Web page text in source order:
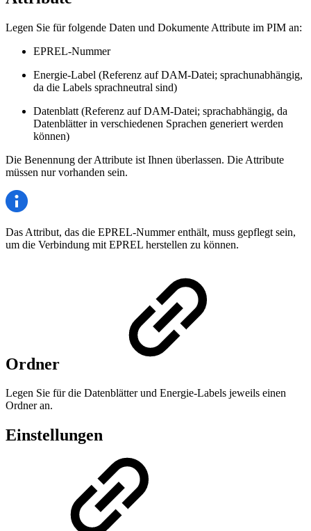
Legen Sie für folgende Daten und Dokumente Attribute im PIM an:
EPREL-Nummer
Energie-Label (Referenz auf DAM-Datei; sprachunabhängig,
da die Labels sprachneutral sind)
Datenblatt (Referenz auf DAM-Datei; sprachabhängig, da
Datenblätter in verschiedenen Sprachen generiert werden
können)
Die Benennung der Attribute ist Ihnen überlassen. Die Attribute
müssen nur vorhanden sein.
Das Attribut, das die EPREL-Nummer enthält, muss gepflegt sein,
um die Verbindung mit EPREL herstellen zu können.
Ordner
Legen Sie für die Datenblätter und Energie-Labels jeweils einen
Ordner an.
Einstellungen